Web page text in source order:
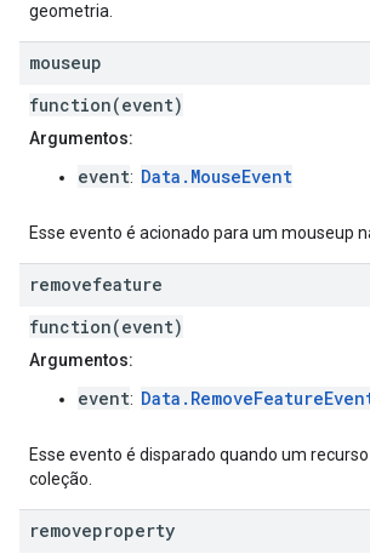
geometria.
mouseup
function(event)
Argumentos:
event: Data.MouseEvent
Esse evento é acionado para um mouseup
removefeature
function(event)
Argumentos:
event:
Esse evento é disparado quando um
coleção.
removeproperty